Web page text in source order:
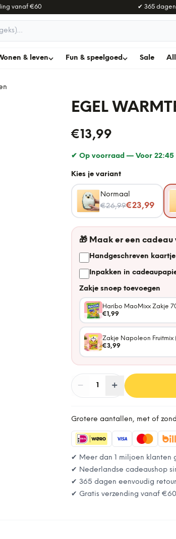
vanaf€60 ✔ 365
& leven Fun & speelgoed Sale
EGEL
€13,99
✔ Op voorraad — Voor 22:45
Kies je variant
Normaal
€26,99
Nu voor€23,99
🎁 Maak er een cadeau
Handgeschreven
Inpakken in
Zakje snoep toevoegen
Haribo MaoMixx Zakje
€1,99
Zakje Napoleon Fruitmix
€3,99
− Aantal
1 +
Grotere aantallen, met of
✔ Meer dan 1 miljoen klanten
✔ Nederlandse cadeaushop
✔ 365 dagen eenvoudig
✔ Gratis verzending vanaf €60